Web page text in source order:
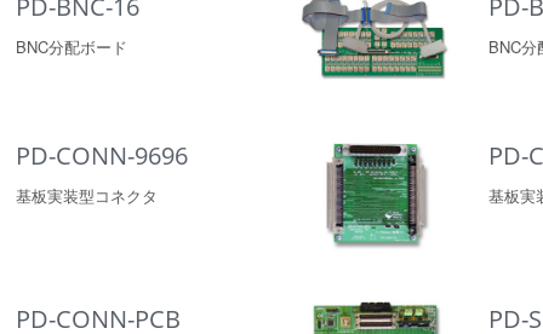
BNC分配ボード BNC分
PD-CONN-9696
基板実装型コネクタ
PD-
基板実
PD-CONN-PCB PD-